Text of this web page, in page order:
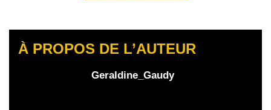
À PROPOS DE L’AUTEUR
Geraldine_Gaudy